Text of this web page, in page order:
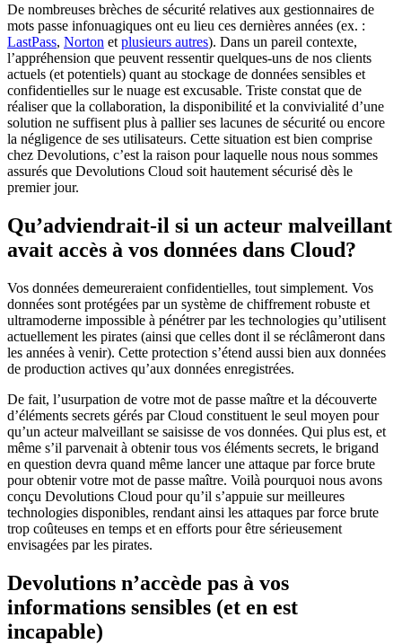
De nombreuses brèches de sécurité relatives aux gestionnaires de
mots passe infonuagiques ont eu lieu ces dernières années (ex. :
LastPass, Norton et plusieurs autres). Dans un pareil contexte,
l’appréhension que peuvent ressentir quelques-uns de nos clients
actuels (et potentiels) quant au stockage de données sensibles et
confidentielles sur le nuage est excusable. Triste constat que de
réaliser que la collaboration, la disponibilité et la convivialité d’une
solution ne suffisent plus à pallier ses lacunes de sécurité ou encore
la négligence de ses utilisateurs. Cette situation est bien comprise
chez Devolutions, c’est la raison pour laquelle nous nous sommes
assurés que Devolutions Cloud soit hautement sécurisé dès le
premier jour.
Qu’adviendrait-il si un acteur malveillant
avait accès à vos données dans Cloud?
Vos données demeureraient confidentielles, tout simplement. Vos
données sont protégées par un système de chiffrement robuste et
ultramoderne impossible à pénétrer par les technologies qu’utilisent
actuellement les pirates (ainsi que celles dont il se réclâmeront dans
les années à venir). Cette protection s’étend aussi bien aux données
de production actives qu’aux données enregistrées.
De fait, l’usurpation de votre mot de passe maître et la découverte
d’éléments secrets gérés par Cloud constituent le seul moyen pour
qu’un acteur malveillant se saisisse de vos données. Qui plus est, et
même s’il parvenait à obtenir tous vos éléments secrets, le brigand
en question devra quand même lancer une attaque par force brute
pour obtenir votre mot de passe maître. Voilà pourquoi nous avons
conçu Devolutions Cloud pour qu’il s’appuie sur meilleures
technologies disponibles, rendant ainsi les attaques par force brute
trop coûteuses en temps et en efforts pour être sérieusement
envisagées par les pirates.
Devolutions n’accède pas à vos
informations sensibles (et en est
incapable)